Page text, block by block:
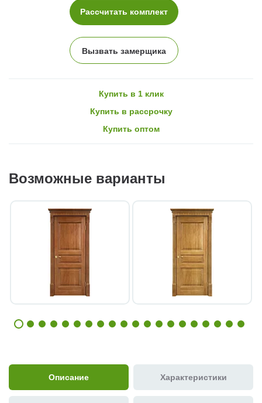
Рассчитать комплект
Вызвать замерщика
Купить в 1 клик
Купить в рассрочку
Купить оптом
Возможные варианты
Описание Характеристики